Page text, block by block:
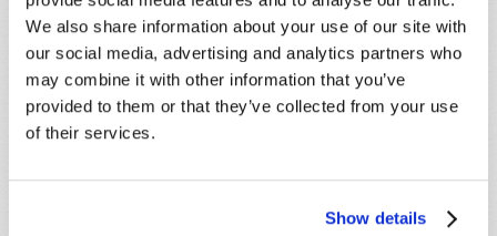
We also share information about your use of our site with
our social media, advertising and analytics partners who
may combine it with other information that you’ve
provided to them or that they’ve collected from your use
of their services.
Show details